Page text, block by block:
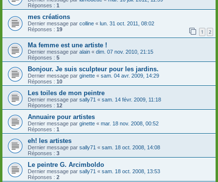
Réponses : 1
mes créations
Dernier message par colline « lun. 31 oct. 2011, 08:02
Réponses : 19 1 2
Ma femme est une artiste !
Dernier message par alain « dim. 07 nov. 2010, 21:15
Réponses : 5
Bonjour. Je suis sculpteur pour les jardins.
Dernier message par ginette « sam. 04 avr. 2009, 14:29
Réponses : 10
Les toiles de mon peintre
Dernier message par sally71 « sam. 14 févr. 2009, 11:18
Réponses : 12
Annuaire pour artistes
Dernier message par ginette « mar. 18 nov. 2008, 00:52
Réponses : 1
eh! les artistes
Dernier message par sally71 « sam. 18 oct. 2008, 14:08
Réponses : 3
Le peintre G. Arcimboldo
Dernier message par sally71 « sam. 18 oct. 2008, 13:53
Réponses : 2